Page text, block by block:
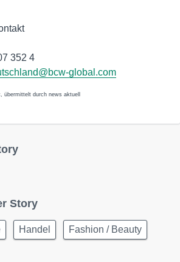
352 4
global.com
übermittelt durch news aktuell
Story
Handel Fashion / Beauty